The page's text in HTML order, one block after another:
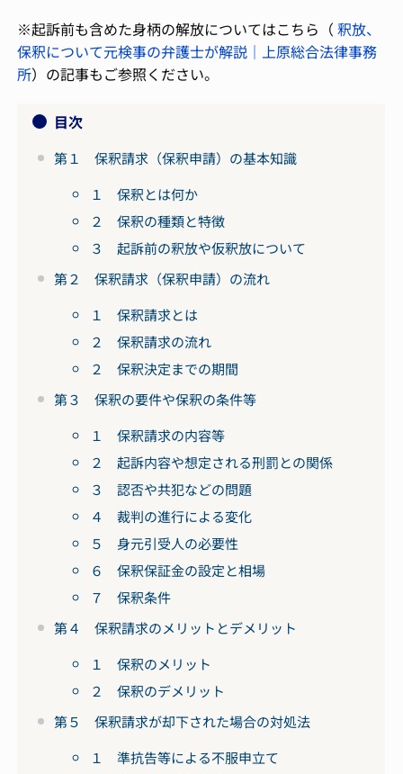
※起訴前も含めた身柄の解放についてはこちら（釈放、
保釈について元検事の弁護士が解説｜上原総合法律事務
所）の記事もご参照ください。
目次
第１ 保釈請求（保釈申請）の基本知識
１ 保釈とは何か
２ 保釈の種類と特徴
３ 起訴前の釈放や仮釈放について
第２ 保釈請求（保釈申請）の流れ
１ 保釈請求とは
２ 保釈請求の流れ
２ 保釈決定までの期間
第３ 保釈の要件や保釈の条件等
１ 保釈請求の内容等
２ 起訴内容や想定される刑罰との関係
３ 認否や共犯などの問題
４ 裁判の進行による変化
５ 身元引受人の必要性
６ 保釈保証金の設定と相場
７ 保釈条件
第４ 保釈請求のメリットとデメリット
１ 保釈のメリット
２ 保釈のデメリット
第５ 保釈請求が却下された場合の対処法
１ 準抗告等による不服申立て